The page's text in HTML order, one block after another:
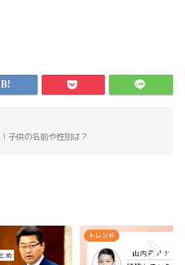
子供の名前や性別は？
トレンド